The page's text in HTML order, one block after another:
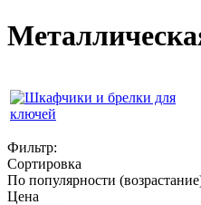
Фильтр:
Сортировка
По популярности
Цена